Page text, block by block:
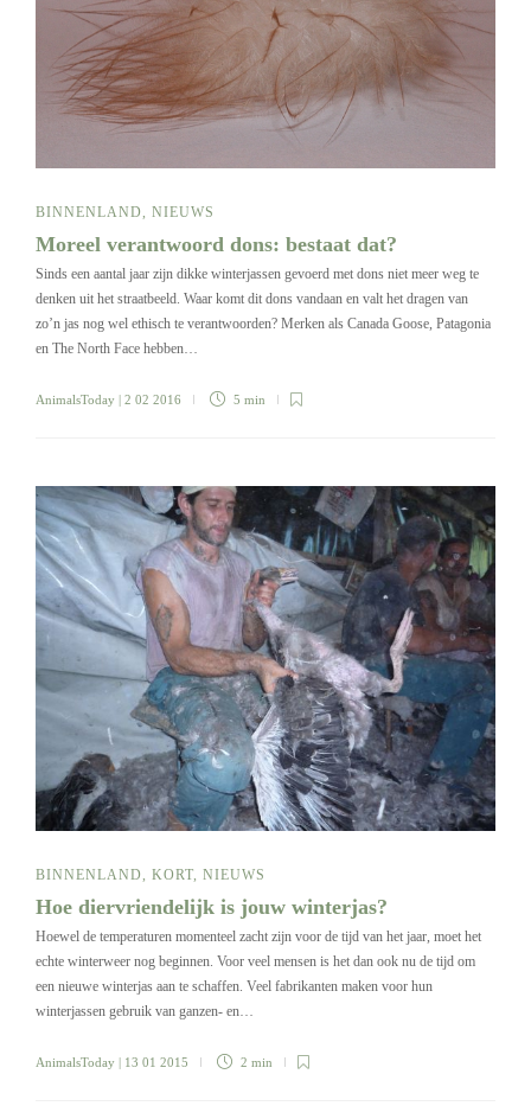
BINNENLAND, NIEUWS
Moreel verantwoord dons: bestaat dat?
Sinds een aantal jaar zijn dikke winterjassen gevoerd met dons niet meer weg te
denken uit het straatbeeld. Waar komt dit dons vandaan en valt het dragen van
zo’n jas nog wel ethisch te verantwoorden? Merken als Canada Goose, Patagonia
en The North Face hebben…
AnimalsToday | 2 02 2016 5 min
BINNENLAND, KORT, NIEUWS
Hoe diervriendelijk is jouw winterjas?
Hoewel de temperaturen momenteel zacht zijn voor de tijd van het jaar, moet het
echte winterweer nog beginnen. Voor veel mensen is het dan ook nu de tijd om
een nieuwe winterjas aan te schaffen. Veel fabrikanten maken voor hun
winterjassen gebruik van ganzen- en…
AnimalsToday | 13 01 2015 2 min